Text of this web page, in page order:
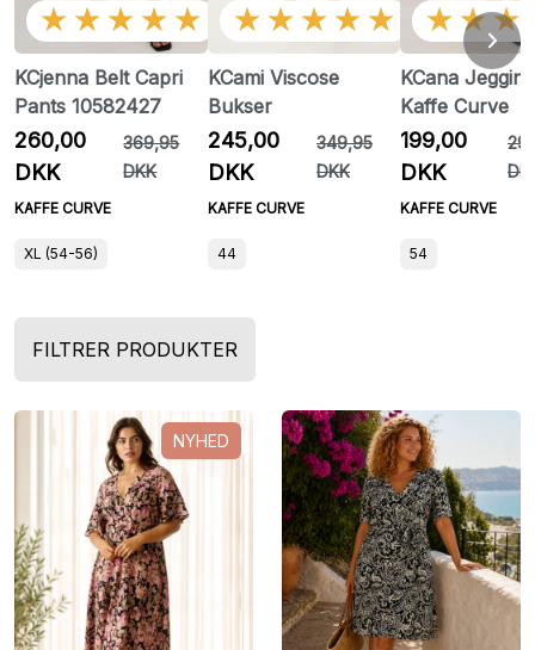
★★★★★
KCjenna Belt Capri
Pants 10582427
260,00
DKK
369,95
DKK
KAFFE CURVE
XL (54-56)
★★★★★
KCami Viscose
Bukser
245,00
DKK
349,95
DKK
KAFFE CURVE
44
KCana
Kaffe Curve
199,00
DKK
KAFFE CURVE
54
FILTRER PRODUKTER
NYHED